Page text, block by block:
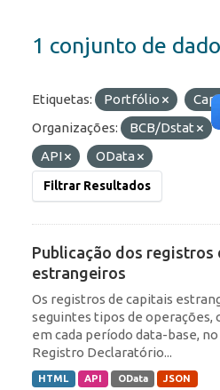
1 conjunto de
Etiquetas: Portfólio
Organizações:
BCB/Dstat
API
OData
Filtrar Resultados
Publicação dos registros
estrangeiros
Os registros de capitais
seguintes tipos de operações,
em cada período data-base,
Registro Declaratório...
HTML API OData JSON